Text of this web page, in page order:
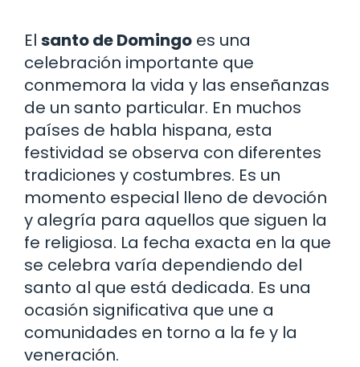
El santo de Domingo es una
celebración importante que
conmemora la vida y las enseñanzas
de un santo particular. En muchos
países de habla hispana, esta
festividad se observa con diferentes
tradiciones y costumbres. Es un
momento especial lleno de devoción
y alegría para aquellos que siguen la
fe religiosa. La fecha exacta en la que
se celebra varía dependiendo del
santo al que está dedicada. Es una
ocasión significativa que une a
comunidades en torno a la fe y la
veneración.